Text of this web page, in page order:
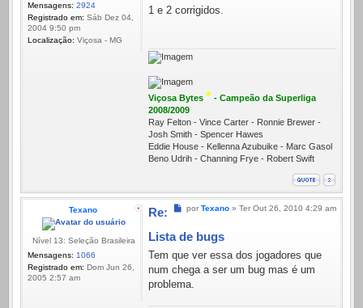
Mensagens: 2924
Registrado em: Sáb Dez 04,
2004 9:50 pm
Localização: Viçosa - MG
1 e 2 corrigidos.
Viçosa Bytes * - Campeão da Superliga
2008/2009
Ray Felton - Vince Carter - Ronnie Brewer -
Josh Smith - Spencer Hawes
Eddie House - Kellenna Azubuike - Marc Gasol
Beno Udrih - Channing Frye - Robert Swift
Texano
Nível 13: Seleção Brasileira
Mensagens: 1066
Registrado em: Dom Jun 26,
2005 2:57 am
Mensagem
por Texano » Ter Out 26, 2010 4:29 am
Re:
Lista de bugs
Tem que ver essa dos jogadores que
num chega a ser um bug mas é um
problema.